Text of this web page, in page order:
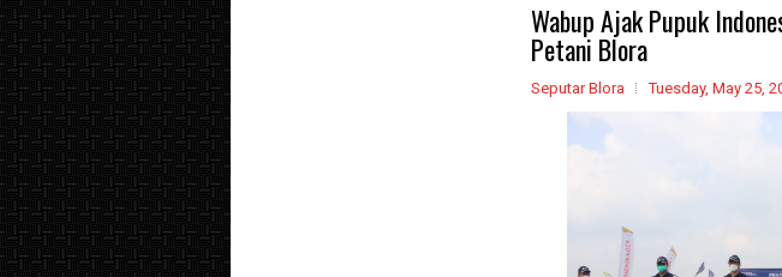
Wabup Ajak Pupuk
Petani Blora
Seputar Blora Tuesday, May 25,